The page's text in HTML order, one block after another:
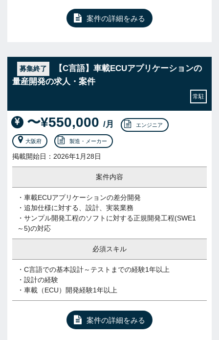
案件の詳細をみる
募集終了
【C言語】車載ECUアプリケーションの
量産開発の求人・案件
常駐
〜¥550,000 /月 エンジニア
大阪府 製造・メーカー
掲載開始日：2026年1月28日
案件内容
・車載ECUアプリケーションの差分開発
・追加仕様に対する、設計、実装業務
・サンプル開発工程のソフトに対する正規開発工程(SWE1
～5)の対応
必須スキル
・C言語での基本設計～テストまでの経験1年以上
・設計の経験
・車載（ECU）開発経験1年以上
案件の詳細をみる